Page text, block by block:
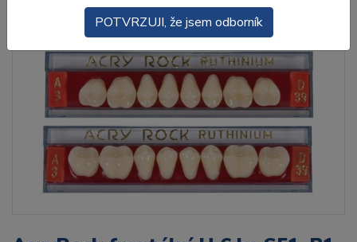
POTVRZUJI, že jsem odborník